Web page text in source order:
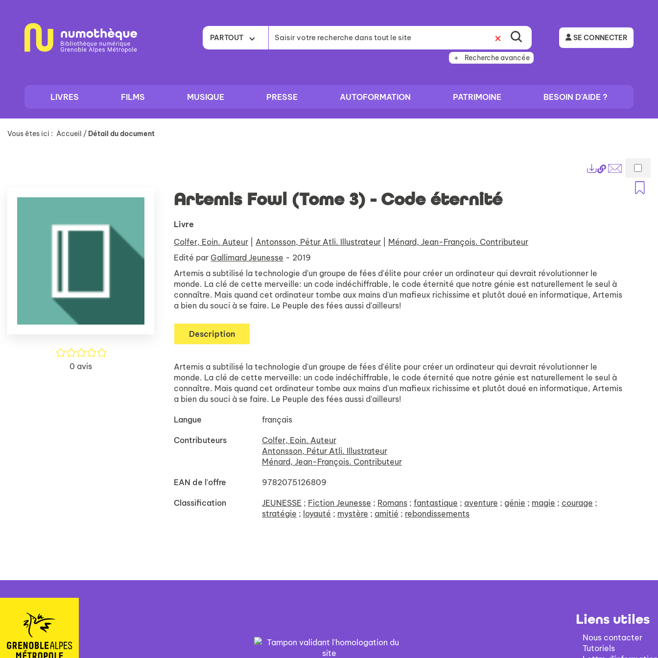
contenu
PARTOUT
Recherche avancée
SE CONNECTER
LIVRES FILMS MUSIQUE PRESSE AUTOFORMATION PATRIMOINE BESOIN D'AIDE ?
Vous êtes ici : Accueil / Détail du document
Lien
permanent
(Nouvelle
Envoyer
/5
0 avis
Artemis Fowl (Tome 3) - Code éternité
Livre
Colfer, Eoin. Auteur
Antonsson, Pétur Atli. Illustrateur
Ménard, Jean-François. Contributeur
Edité par Gallimard Jeunesse - 2019
Artemis a subtilisé la technologie d'un groupe de fées d'élite pour créer un ordinateur qui devrait révolutionner le
monde. La clé de cette merveille: un code indéchiffrable, le code éternité que notre génie est naturellement le seul à
connaître. Mais quand cet ordinateur tombe aux mains d'un mafieux richissime et plutôt doué en informatique, Artemis
a bien du souci à se faire. Le Peuple des fées aussi d'ailleurs!
Description
Artemis a subtilisé la technologie d'un groupe de fées d'élite pour créer un ordinateur qui devrait révolutionner le
monde. La clé de cette merveille: un code indéchiffrable, le code éternité que notre génie est naturellement le seul à
connaître. Mais quand cet ordinateur tombe aux mains d'un mafieux richissime et plutôt doué en informatique, Artemis
a bien du souci à se faire. Le Peuple des fées aussi d'ailleurs!
Langue français
Contributeurs
Colfer, Eoin. Auteur
Antonsson, Pétur Atli. Illustrateur
Ménard, Jean-François. Contributeur
EAN de l'offre 9782075126809
Classification JEUNESSE ; Fiction Jeunesse ; Romans ; fantastique ; aventure ; génie ; magie ; courage ;
stratégie ; loyauté ; mystère ; amitié ; rebondissements
Liens utiles
Nous contacter
Tutoriels